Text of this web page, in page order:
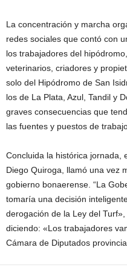
La concentración y marcha
redes sociales que contó con
los trabajadores del
veterinarios, criadores y
solo del Hipódromo de San
los de La Plata, Azul, Tandil y
graves consecuencias que
las fuentes y puestos de
Concluida la histórica jornada,
Diego Quiroga, llamó una vez
gobierno bonaerense. “La
tomaría una decisión
derogación de la Ley del
diciendo: «Los trabajadores
Cámara de Diputados